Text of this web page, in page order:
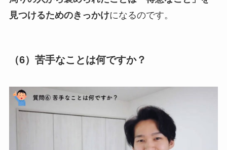
見つけるためのきっかけになるのです。
（6）苦手なことは何ですか？